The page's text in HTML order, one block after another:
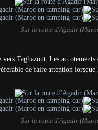
Sur la route d'Agadir
Taghazout. Les
de faire attention
Sur la route d'Agadir